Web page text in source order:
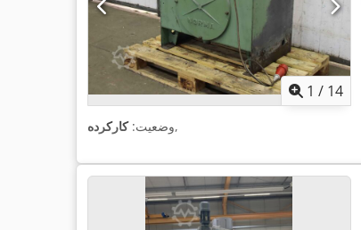
1 / 14
وضعیت:کارکرده ,